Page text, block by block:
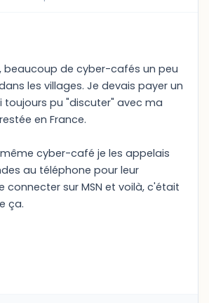
beaucoup de cyber-cafés un peu
les villages. Je devais payer un
toujours pu "discuter" avec ma
en France.
cyber-café je les appelais
au téléphone pour leur
connecter sur MSN et voilà, c'était
ça.